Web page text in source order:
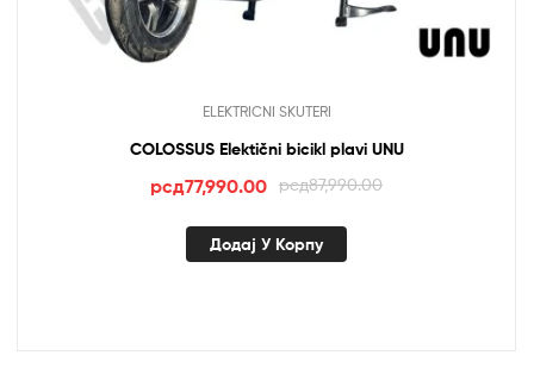
ELEKTRICNI SKUTERI
COLOSSUS Elektični bicikl plavi UNU
рсд87,990.00
Оригинална
је
рсд77,990.00Тренутна
је:
Додај У Корпу